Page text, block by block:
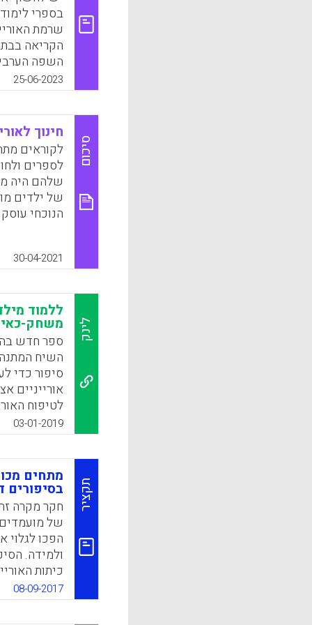
בספרי
שרמת
הקריאה
השפה
תהליך
רכישת
25-06-2023
סיכום
חינוך
לקוראים
לספרים
שלהם היה
של ילדים
הנוכחי
דיגיטליות
30-04-2021
לינק
ללמוד
משחק-
ספר חדש
השיח
סיפור כדי
אורייניים
לטיפוח
שלהם
פורמלית
הפועלים
סוגיית
רצון ללמוד
03-01-2019
תקציר
מתחים
בסיפורים
חקר מקרה
של מועמדים
הפכו לגלוי
ולמידה.
כיתות
מטאפורי,
סטודנטים
08-09-2017